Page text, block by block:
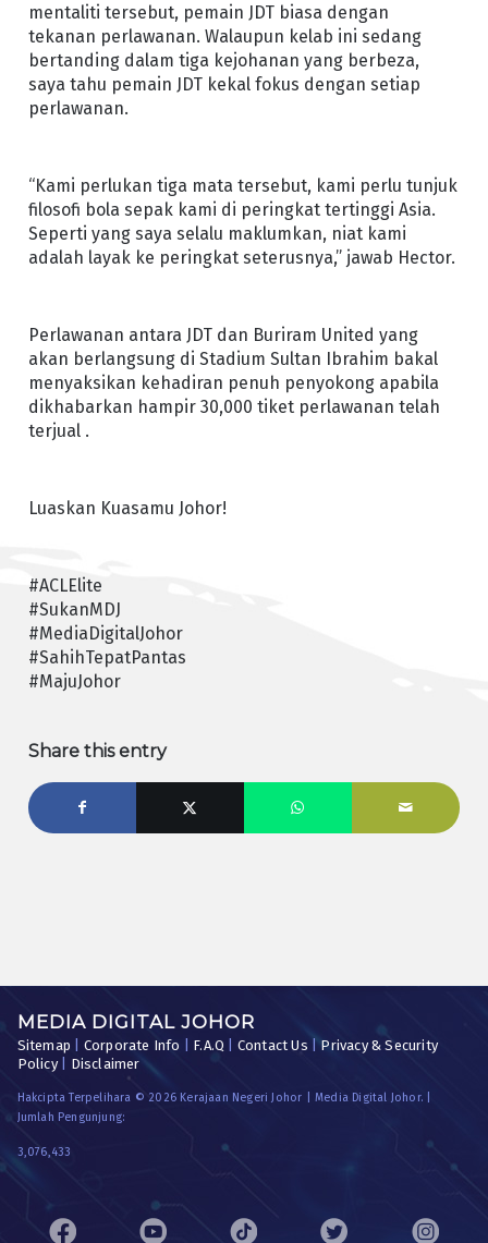
mentaliti tersebut, pemain JDT biasa dengan
tekanan perlawanan. Walaupun kelab ini sedang
bertanding dalam tiga kejohanan yang berbeza,
saya tahu pemain JDT kekal fokus dengan setiap
perlawanan.
“Kami perlukan tiga mata tersebut, kami perlu tunjuk
filosofi bola sepak kami di peringkat tertinggi Asia.
Seperti yang saya selalu maklumkan, niat kami
adalah layak ke peringkat seterusnya,” jawab Hector.
Perlawanan antara JDT dan Buriram United yang
akan berlangsung di Stadium Sultan Ibrahim bakal
menyaksikan kehadiran penuh penyokong apabila
dikhabarkan hampir 30,000 tiket perlawanan telah
terjual .
Luaskan Kuasamu Johor!
#ACLElite
#SukanMDJ
#MediaDigitalJohor
#SahihTepatPantas
#MajuJohor
Share this entry
MEDIA DIGITAL JOHOR
Sitemap Corporate Info F.A.Q Contact Us |Privacy & Security
Policy| Disclaimer
Hakcipta Terpelihara © 2026 Kerajaan Negeri Johor | Media Digital Johor. |
Jumlah Pengunjung:
3,076,433